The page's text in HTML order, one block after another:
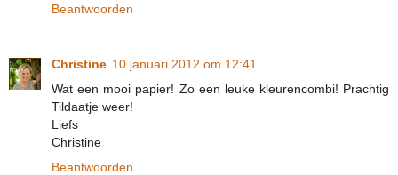
Beantwoorden
Christine 10 januari 2012 om 12:41
Wat een mooi papier! Zo een leuke kleurencombi! Prachtig
Tildaatje weer!
Liefs
Christine
Beantwoorden